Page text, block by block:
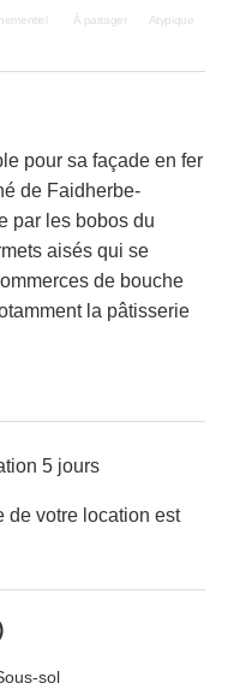
À partager Atypique
pour sa façade en fer
de Faidherbe-
par les bobos du
aisés qui se
de bouche
la pâtisserie
5 jours
de votre location est
sol